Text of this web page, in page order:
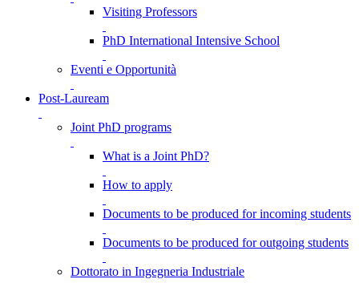
Visiting Professors
PhD International Intensive School
Eventi e Opportunità
Post-Lauream
Joint PhD programs
What is a Joint PhD?
How to apply
Documents to be produced for incoming students
Documents to be produced for outgoing students
Dottorato in Ingegneria Industriale